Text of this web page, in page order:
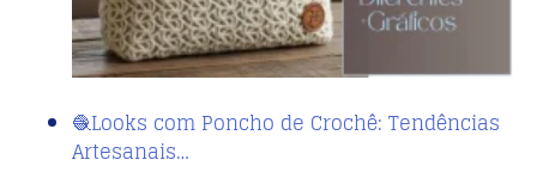
🧶Looks com Poncho de Crochê: Tendências
Artesanais…